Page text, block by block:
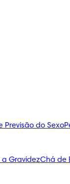
Previsão do Sexo
GravidezChá de